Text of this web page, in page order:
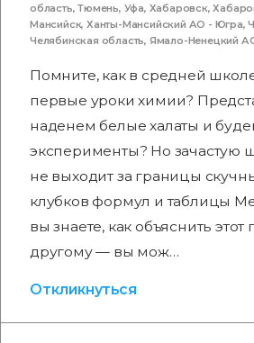
область,Тюмень, Уфа, Хабаровск,
Мансийск,Ханты-Мансийский АО - Югра,
Челябинская область, Ямало-Ненецкий
Помните, как в средней
первые уроки химии?
наденем белые халаты и
эксперименты? Но зачастую
не выходит за границы
клубков формул и таблицы
вы знаете, как объяснить
другому — вы мож…
Откликнуться